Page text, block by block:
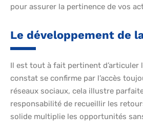
pour assurer la pertinence de vos
Le développement de
Il est tout à fait pertinent d’articuler
constat se confirme par l’accès
réseaux sociaux, cela illustre
responsabilité de recueillir les
solide multiplie les opportunités